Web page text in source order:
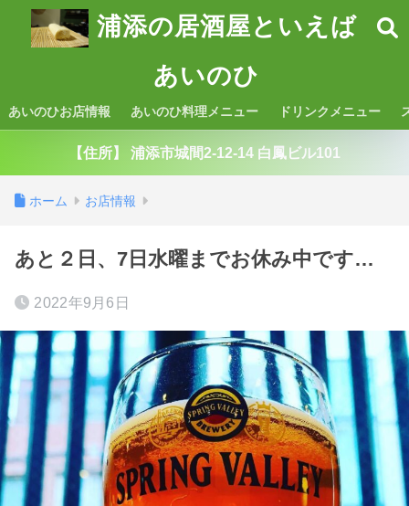
浦添の居酒屋といえば
あいのひ
あいのひお店情報 あいのひ料理メニュー ドリンクメニュー
【住所】 浦添市城間2-12-14 白鳳ビル101
ホーム お店情報
あと２日、7日水曜までお休み中です…
2022年9月6日